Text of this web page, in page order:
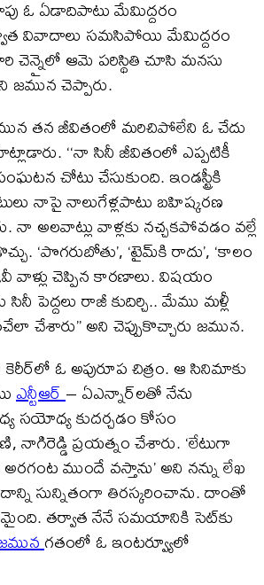
ఓ ఏడాదిపాటు మేమిద్దరం
వివాదాలు సమసిపోయి మేమిద్దరం
చెన్నైలో ఆమె పరిస్థితి చూసి మనసు
జమున చెప్పారు.
తన జీవితంలో మరిచిపోలేని ఓ చేదు
‘‘నా సినీ జీవితంలో ఎప్పటికీ
చోటు చేసుకుంది. ఇండస్ట్రీకి
నాపై నాలుగేళ్లపాటు బహిష్కరణ
నా అలవాట్లు వాళ్లకు నచ్చకపోవడం వల్లే
‘పొగరుబోతు’, ‘టైమ్‌కి రాదు’, ‘కాలం
వాళ్లు చెప్పిన కారణాలు. విషయం
సినీ పెద్దలు రాజీ కుదిర్చి.. మేము మళ్లీ
చేశారు’’ అని చెప్పుకొచ్చారు జమున.
కెరీర్‌లో ఓ అపురూప చిత్రం. ఆ సినిమాకు
ఎన్టీఆర్‌– ఏఎన్నార్‌లతో నేను
సయోధ్య కుదర్చడం కోసం
నాగిరెడ్డి ప్రయత్నం చేశారు. ‘లేటుగా
ముందే వస్తాను’ అని నన్ను లేఖ
సున్నితంగా తిరస్కరించాను. దాంతో
తర్వాత నేనే సమయానికి సెట్‌కు
గతంలో ఓ ఇంటర్వ్యూలో